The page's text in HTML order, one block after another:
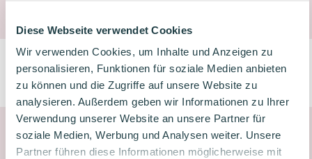
Diese Webseite verwendet Cookies
Wir verwenden Cookies, um Inhalte und Anzeigen zu
personalisieren, Funktionen für soziale Medien anbieten
zu können und die Zugriffe auf unsere Website zu
analysieren. Außerdem geben wir Informationen zu Ihrer
Verwendung unserer Website an unsere Partner für
soziale Medien, Werbung und Analysen weiter. Unsere
Partner führen diese Informationen möglicherweise mit
Oxford Mappe mit Klarsichthüllen A5
Pastell Grün
6,49€
Mach's zum Geschenk